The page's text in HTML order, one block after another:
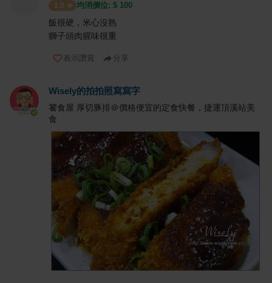
1.0 均消價位: $ 100
飯很硬，米心沒熟
獅子頭肉腥味很重
表示讚賞 分享
Wisely的拍拍照寫寫字
饕食屋 厚切豚排＠價格便宜的定食快餐，捷運頂溪站美
食